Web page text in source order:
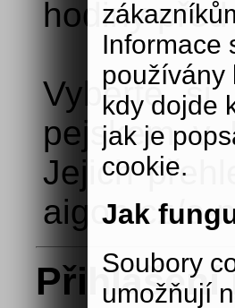
Informace
používány
kdy dojde
jak je
cookie.
Jak
Soubory
umožňují
hodiny
Vyberte
pejskem v
Jejich
aigon.cz/o-
Přihlášení